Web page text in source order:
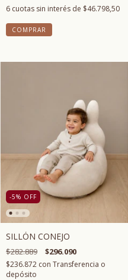
6 cuotas sin interés de $46.798,50
-5% OFF
SILLÓN CONEJO
$282.889 $296.090
$236.872 con Transferencia o
depósito